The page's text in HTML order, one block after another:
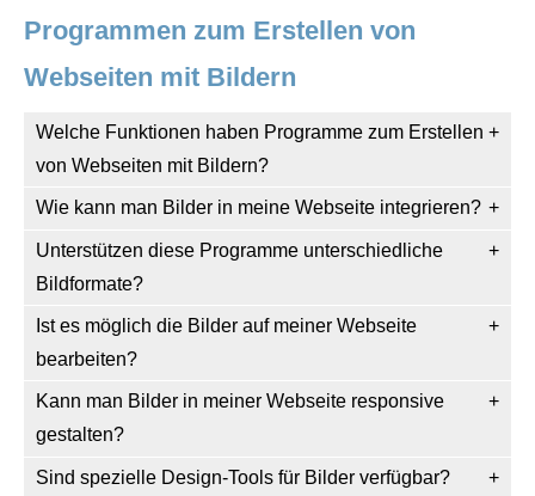
Programmen zum Erstellen von
Webseiten mit Bildern
Welche Funktionen haben Programme zum Erstellen
von Webseiten mit Bildern?
Wie kann man Bilder in meine Webseite integrieren?
Unterstützen diese Programme unterschiedliche
Bildformate?
Ist es möglich die Bilder auf meiner Webseite
bearbeiten?
Kann man Bilder in meiner Webseite responsive
gestalten?
Sind spezielle Design-Tools für Bilder verfügbar?